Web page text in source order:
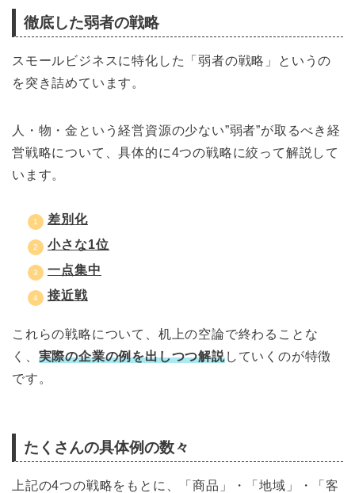
徹底した弱者の戦略
スモールビジネスに特化した「弱者の戦略」というの
を突き詰めています。
人・物・金という経営資源の少ない”弱者”が取るべき経
営戦略について、具体的に4つの戦略に絞って解説して
います。
差別化
小さな1位
一点集中
接近戦
これらの戦略について、机上の空論で終わることな
く、 実際の企業の例を出しつつ解説していくのが特徴
です。
たくさんの具体例の数々
上記の4つの戦略をもとに、「商品」・「地域」・「客